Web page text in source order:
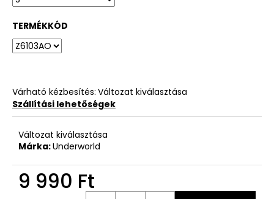
TERMÉKKÓD
Várható kézbesítés: Változat kiválasztása
Szállítási lehetőségek
Változat kiválasztása
Márka:Underworld
9 990 Ft